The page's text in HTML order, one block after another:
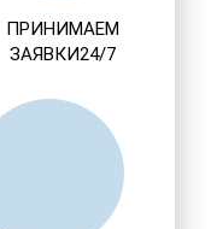
ПРИНИМАЕМ
ЗАЯВКИ24/7